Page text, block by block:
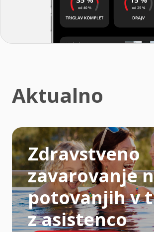
Aktualno
Zdravstveno
zavarovanje
potovanjih v
z asistenco